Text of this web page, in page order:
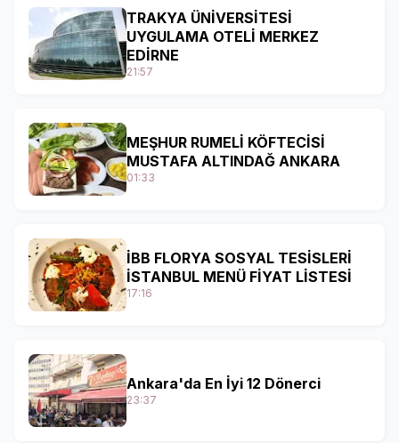
TRAKYA ÜNİVERSİTESİ
UYGULAMA OTELİ MERKEZ
EDİRNE
21:57
MEŞHUR RUMELİ KÖFTECİSİ
MUSTAFA ALTINDAĞ ANKARA
01:33
İBB FLORYA SOSYAL TESİSLERİ
İSTANBUL MENÜ FİYAT LİSTESİ
17:16
Ankara'da En İyi 12 Dönerci
23:37